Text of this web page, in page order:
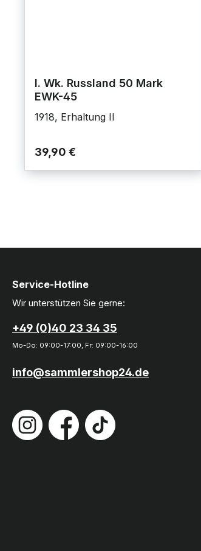
I. Wk. Russland 50 Mark
EWK-45
1918, Erhaltung II
39,90 €
Service-Hotline
Wir unterstützen Sie gerne:
+49 (0)40 23 34 35
Mo-Do: 09:00-17:00, Fr: 09:00-16:00
info@sammlershop24.de